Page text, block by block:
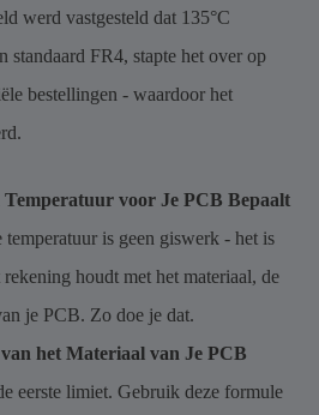
werd vastgesteld dat 135°C
standaard FR4, stapte het over op
bestellingen - waardoor het
voor Je PCB Bepaalt
is geen giswerk - het is
houdt met het materiaal, de
je PCB. Zo doe je dat.
het Materiaal van Je PCB
eerste limiet. Gebruik deze formule